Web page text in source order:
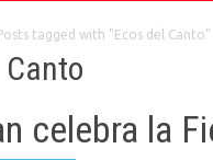
tagged with "Ecos del Canto"
celebra la